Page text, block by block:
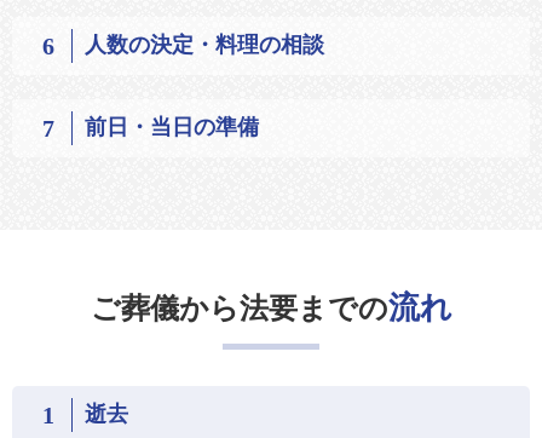
6 人数の決定・料理の相談
7 前日・当日の準備
ご葬儀から法要までの流れ
1 逝去